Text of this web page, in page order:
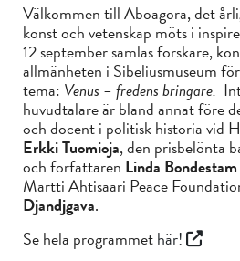
Välkommen till Aboagora, det
konst och vetenskap möts i
12 september samlas forskare,
allmänheten i Sibeliusmuseum
tema: Venus – fredens bringare.
huvudtalare är bland annat före
och docent i politisk historia vid
Erkki Tuomioja, den prisbelönta
och författaren Linda Bondestam
Martti Ahtisaari Peace
Djandjgava.
Se hela programmethär!